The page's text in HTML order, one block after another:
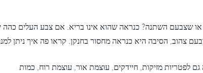
שצבעם השתנה? כנראה שהוא אינו בריא. אם צבע העלים כהה
צהוב, הסיבה היא כנראה מחסור בחנקן. קראו פה איך ניתן
גם לפטריות מזיקות, חיידקים, עוצמת אור, עוצמת רוח, כמות